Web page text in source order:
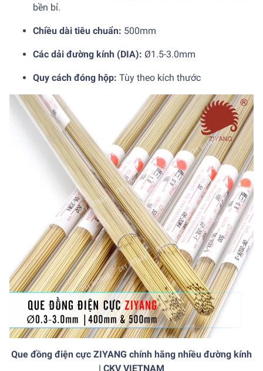
bền bỉ.
Chiều dài tiêu chuẩn: 500mm
Các dải đường kính (DIA): Ø1.5-3.0mm
Quy cách đóng hộp: Tùy theo kích thước
Que đồng điện cực ZIYANG chính hãng nhiều đường kính
| CKV VIETNAM